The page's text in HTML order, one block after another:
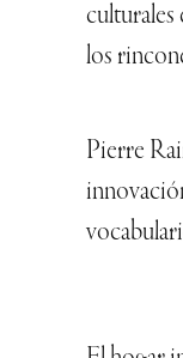
culturales
los
Pierre